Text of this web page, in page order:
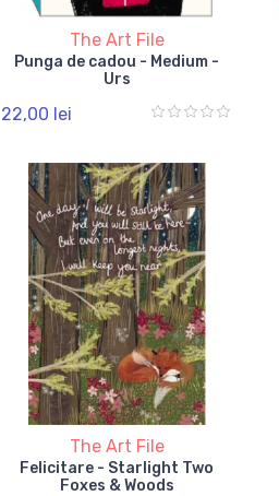
The Art File
Punga de cadou - Medium -
Urs
22,00 lei
The Art File
Felicitare - Starlight Two
Foxes & Woods